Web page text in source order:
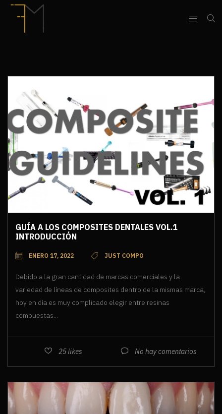
GUÍA A LOS COMPOSITES DENTALES VOL.1
INTRODUCCIÓN
ENERO 17, 2022 JUST COMPO
Debido a la gran cantidad de marcas comerciales y la
variedad de líneas de composites dentro de la mismas marca,
hoy en día es muy complicado elegir entre resinas
compuestas...
25likes No hay comentarios